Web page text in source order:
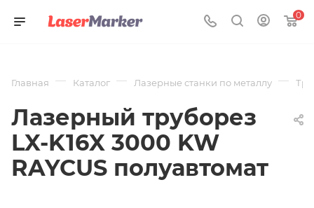
0
Лазерный труборез
LX-K16X 3000 KW
RAYCUS полуавтомат
Главная — Каталог — Лазерные станки по металлу —